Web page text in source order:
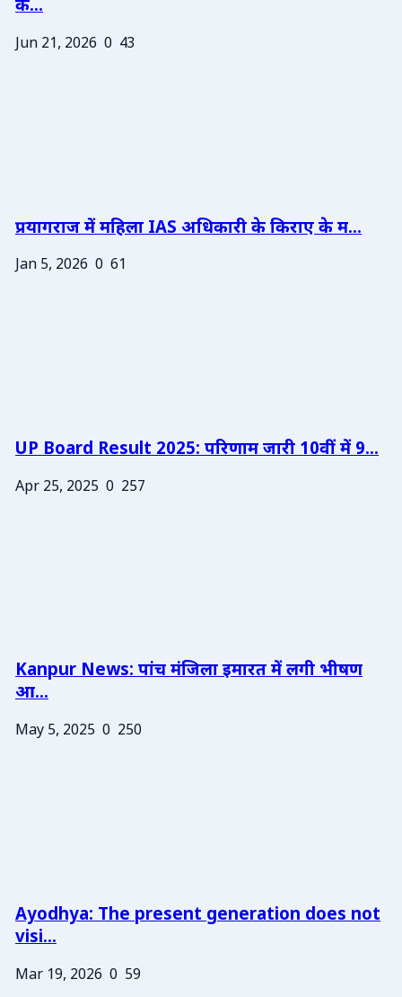
के...
Jun 21, 2026 0 43
प्रयागराज में महिला IAS अधिकारी के किराए के म...
Jan 5, 2026 0 61
UP Board Result 2025: परिणाम जारी 10वीं में 9...
Apr 25, 2025 0 257
Kanpur News: पांच मंजिला इमारत में लगी भीषण
आ...
May 5, 2025 0 250
Ayodhya: The present generation does not
visi...
Mar 19, 2026 0 59